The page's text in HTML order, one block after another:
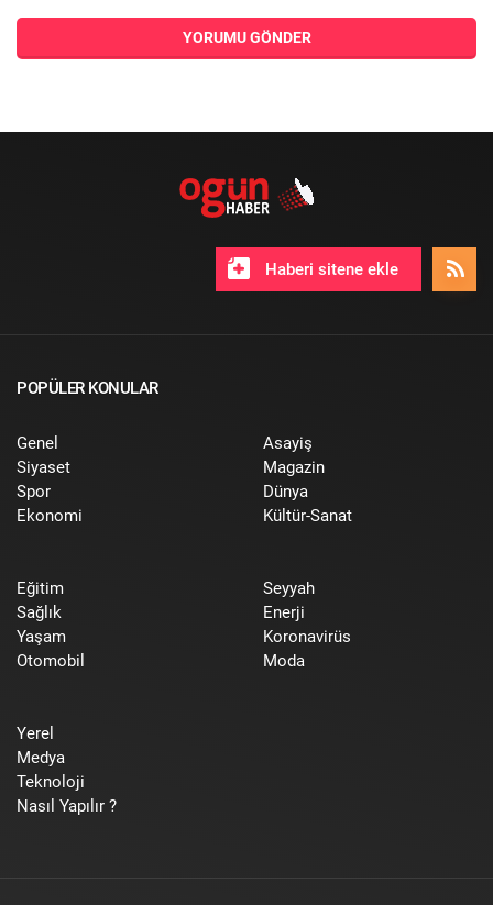
YORUMU GÖNDER
Haberi sitene ekle
POPÜLER KONULAR
Genel
Siyaset
Spor
Ekonomi
Asayiş
Magazin
Dünya
Kültür-Sanat
Eğitim
Sağlık
Yaşam
Otomobil
Seyyah
Enerji
Koronavirüs
Moda
Yerel
Medya
Teknoloji
Nasıl Yapılır ?